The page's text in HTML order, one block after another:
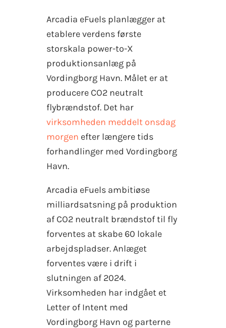
Arcadia eFuels planlægger at
etablere verdens første
storskala power-to-X
produktionsanlæg på
Vordingborg Havn. Målet er at
producere CO2 neutralt
flybrændstof. Det har
virksomheden meddelt onsdag
morgen efter længere tids
forhandlinger med Vordingborg
Havn.
Arcadia eFuels ambitiøse
milliardsatsning på produktion
af CO2 neutralt brændstof til fly
forventes at skabe 60 lokale
arbejdspladser. Anlæget
forventes være i drift i
slutningen af 2024.
Virksomheden har indgået et
Letter of Intent med
Vordingborg Havn og parterne